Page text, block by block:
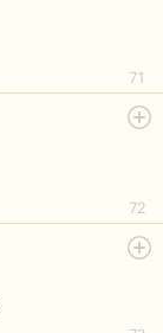
71
72